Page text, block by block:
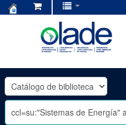
OLADE
-